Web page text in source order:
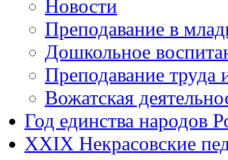
Новости
Преподавание в
Дошкольное
Преподавание труда
Вожатская
Год единства народов
XXIX Некрасовские